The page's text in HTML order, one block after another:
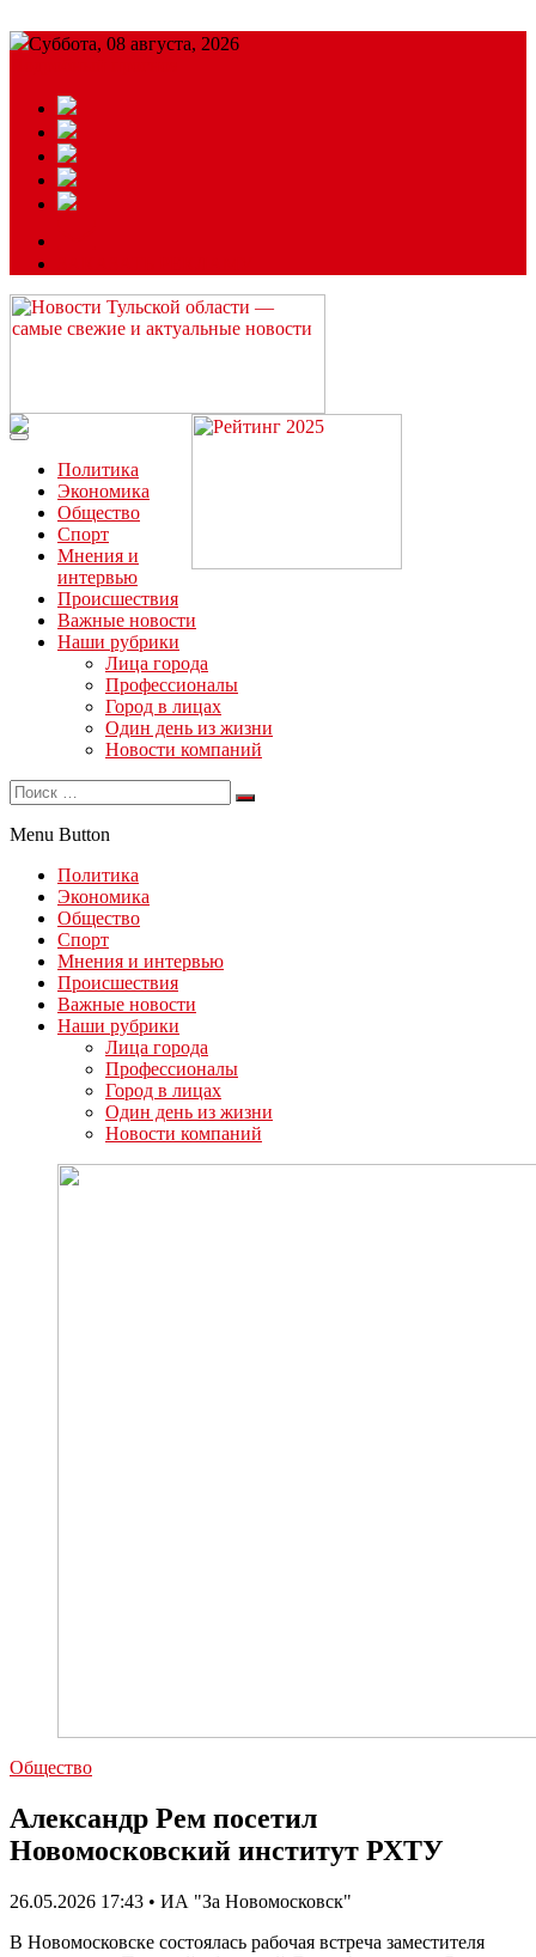
Суббота, 08 августа, 2026
Читайте последние новости дня в Тульской области на сайте
“ЗаНовомосковск”
Политика
Экономика
Общество
Спорт
Мнения и
интервью
Происшествия
Важные новости
Наши рубрики
Лица города
Профессионалы
Город в лицах
Один день из жизни
Новости компаний
Menu Button
Политика
Экономика
Общество
Спорт
Мнения и интервью
Происшествия
Важные новости
Наши рубрики
Лица города
Профессионалы
Город в лицах
Один день из жизни
Новости компаний
Общество
Александр Рем посетил
Новомосковский институт РХТУ
26.05.2026 17:43 • ИА "За Новомосковск"
В Новомосковске состоялась рабочая встреча заместителя